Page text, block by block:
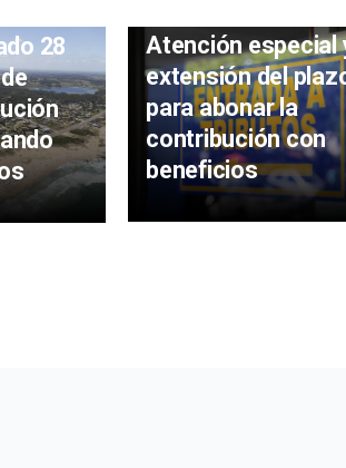
28
Atención especial
extensión del
para abonar la
contribución con
beneficios